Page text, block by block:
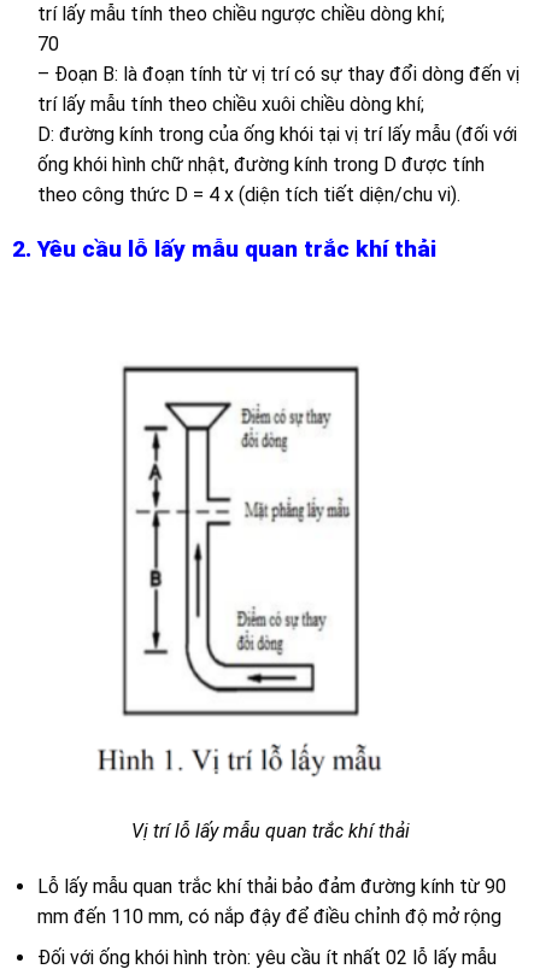
trí lấy mẫu tính theo chiều ngược chiều dòng khí;
70
– Đoạn B: là đoạn tính từ vị trí có sự thay đổi dòng đến vị
trí lấy mẫu tính theo chiều xuôi chiều dòng khí;
D: đường kính trong của ống khói tại vị trí lấy mẫu (đối với
ống khói hình chữ nhật, đường kính trong D được tính
theo công thức D = 4 x (diện tích tiết diện/chu vi).
2. Yêu cầu lỗ lấy mẫu quan trắc khí thải
Vị trí lỗ lấy mẫu quan trắc khí thải
Lỗ lấy mẫu quan trắc khí thải bảo đảm đường kính từ 90
mm đến 110 mm, có nắp đậy để điều chỉnh độ mở rộng
Đối với ống khói hình tròn: yêu cầu ít nhất 02 lỗ lấy mẫu